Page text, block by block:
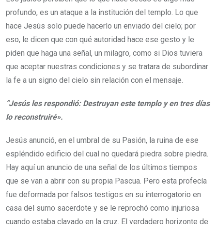
profundo, es un ataque a la institución del templo. Lo que
hace Jesús solo puede hacerlo un enviado del cielo; por
eso, le dicen que con qué autoridad hace ese gesto y le
piden que haga una señal, un milagro, como si Dios tuviera
que aceptar nuestras condiciones y se tratara de subordinar
la fe a un signo del cielo sin relación con el mensaje.
“Jesús les respondió: Destruyan este templo y en tres días
lo reconstruiré».
Jesús anunció, en el umbral de su Pasión, la ruina de ese
espléndido edificio del cual no quedará piedra sobre piedra.
Hay aquí un anuncio de una señal de los últimos tiempos
que se van a abrir con su propia Pascua. Pero esta profecía
fue deformada por falsos testigos en su interrogatorio en
casa del sumo sacerdote y se le reprochó como injuriosa
cuando estaba clavado en la cruz. El verdadero horizonte de